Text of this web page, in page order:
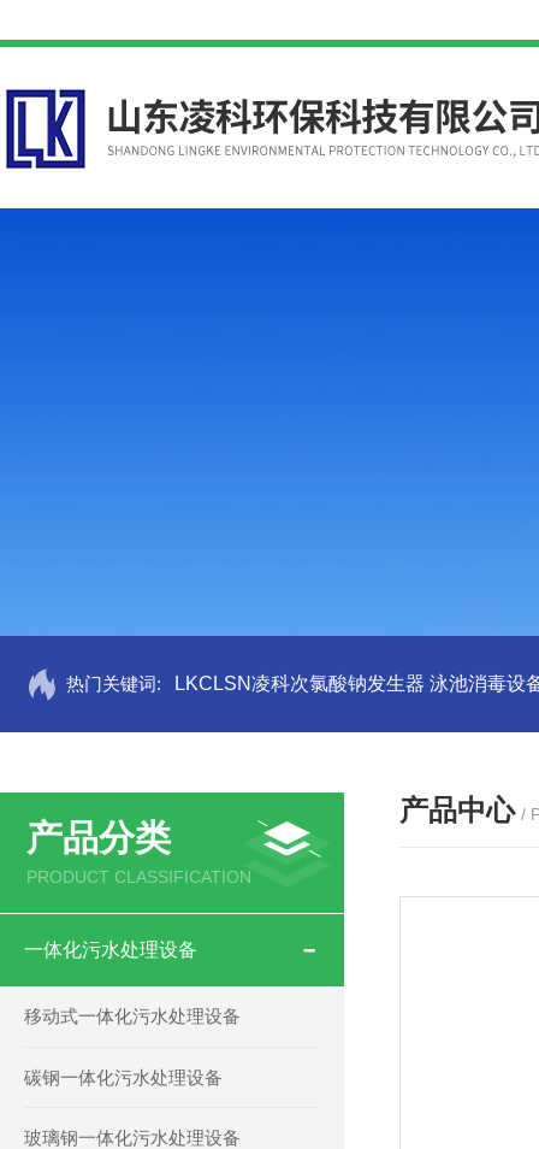
热门关键词: LKCLSN凌科次氯酸钠发生器 泳池消毒设
产品分类
PRODUCT CLASSIFICATION
一体化污水处理设备
移动式一体化污水处理设备
碳钢一体化污水处理设备
玻璃钢一体化污水处理设备
产品中心 /